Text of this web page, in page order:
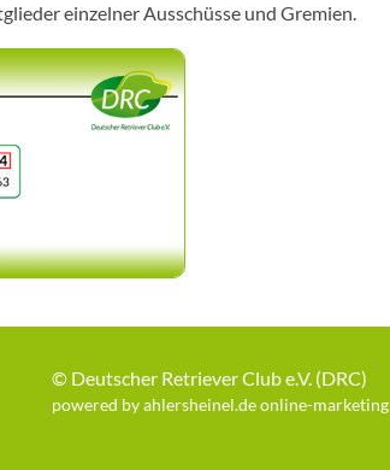
einzelner Ausschüsse und Gremien.
© Deutscher Retriever Club e.V. (DRC)
powered by ahlersheinel.de online-marketing